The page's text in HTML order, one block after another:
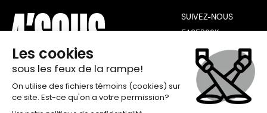
SUIVEZ-NOUS
FACEBOOK
YOUTUBE
THÉÂTRE DE QUAT’SOUS
100, AVENUE DES PINS EST,
INFOLETTRE